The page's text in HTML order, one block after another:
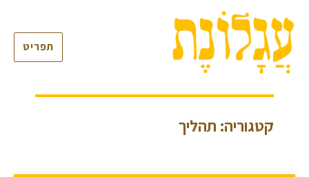
תפריט
קטגוריה: תהליך